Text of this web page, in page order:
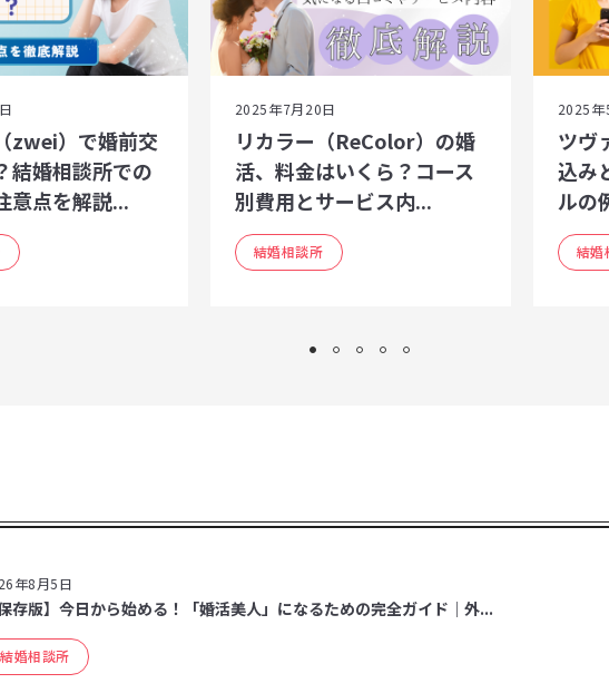
zwei）で婚前交
結婚相談所での
意点を解説...
2025年7月20日
リカラー（ReColor）の婚
活、料金はいくら？コース
別費用とサービス内...
結婚相談所
2025
ツヴ
込み
ルの
結婚
年8月5日
保存版】今日から始める！「婚活美人」になるための完全ガイド｜外...
結婚相談所